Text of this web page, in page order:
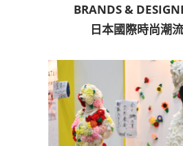
BRANDS &
日本國際時尚潮